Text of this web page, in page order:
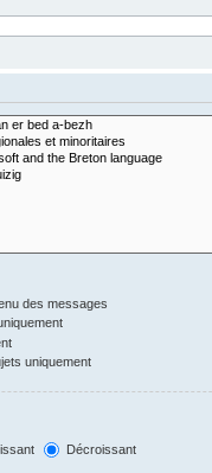
des messages
uniquement
Décroissant